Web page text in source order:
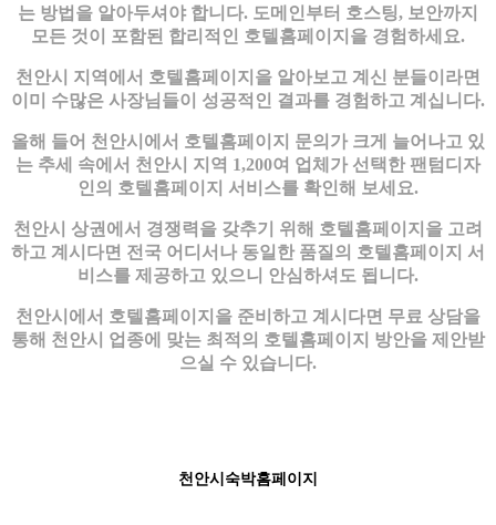
는 방법을 알아두셔야 합니다. 도메인부터 호스팅, 보안까지
모든 것이 포함된 합리적인 호텔홈페이지을 경험하세요.
천안시 지역에서 호텔홈페이지을 알아보고 계신 분들이라면
이미 수많은 사장님들이 성공적인 결과를 경험하고 계십니다.
올해 들어 천안시에서 호텔홈페이지 문의가 크게 늘어나고 있
는 추세 속에서 천안시 지역 1,200여 업체가 선택한 팬텀디자
인의 호텔홈페이지 서비스를 확인해 보세요.
천안시 상권에서 경쟁력을 갖추기 위해 호텔홈페이지을 고려
하고 계시다면 전국 어디서나 동일한 품질의 호텔홈페이지 서
비스를 제공하고 있으니 안심하셔도 됩니다.
천안시에서 호텔홈페이지을 준비하고 계시다면 무료 상담을
통해 천안시 업종에 맞는 최적의 호텔홈페이지 방안을 제안받
으실 수 있습니다.
천안시숙박홈페이지